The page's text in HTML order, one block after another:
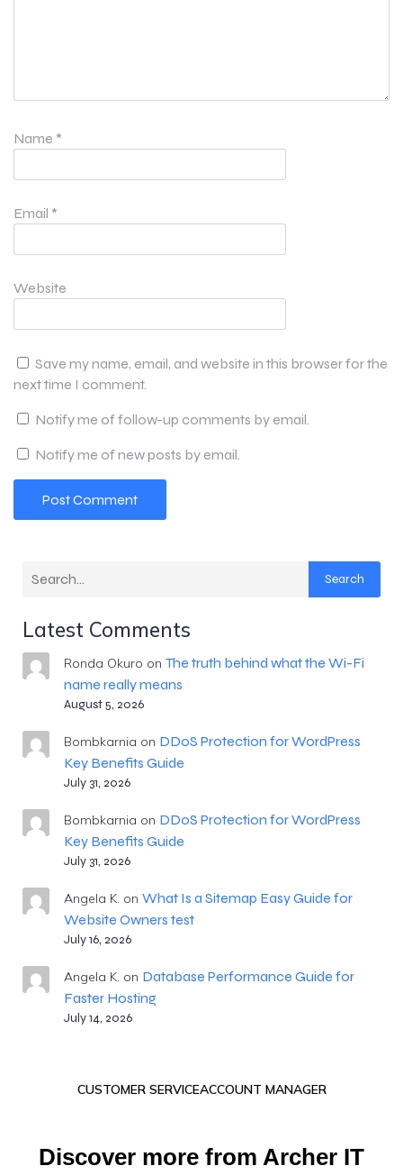
Name *
Email *
Website
Save my name, email, and website in this browser for the
next time I comment.
Notify me of follow-up comments by email.
Notify me of new posts by email.
Search
Latest Comments
Ronda Okuro on The truth behind what the Wi-Fi
name really means
August 5, 2026
Bombkarnia on DDoS Protection for WordPress
Key Benefits Guide
July 31, 2026
Bombkarnia on DDoS Protection for WordPress
Key Benefits Guide
July 31, 2026
Angela K. on What Is a Sitemap Easy Guide for
Website Owners test
July 16, 2026
Angela K. on Database Performance Guide for
Faster Hosting
July 14, 2026
CUSTOMER SERVICEACCOUNT MANAGER
Discover more from Archer IT